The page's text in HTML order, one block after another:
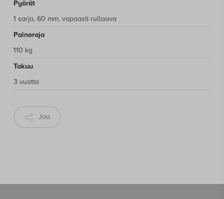
Pyörät
1 sarja, 60 mm, vapaasti rullaava
Painoraja
110 kg
Takuu
3 vuotta
Jaa